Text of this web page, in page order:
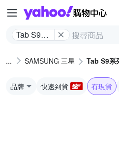
Tab S9系
SAMSUNG 三星 Tab S9系
品牌 快速到貨 有現貨